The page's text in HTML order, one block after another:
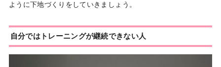
ように下地づくりをしていきましょう。
自分ではトレーニングが継続できない人